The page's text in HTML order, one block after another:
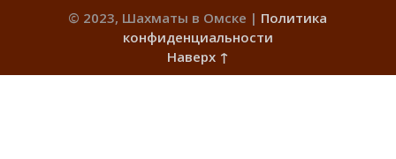
© 2023, Шахматы в Омске | Политика
конфиденциальности
Наверх ↑